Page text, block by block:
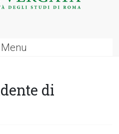
Menu
di